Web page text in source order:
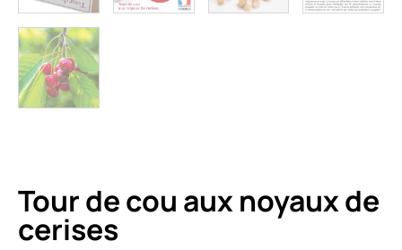
Tour de cou aux noyaux de
cerises